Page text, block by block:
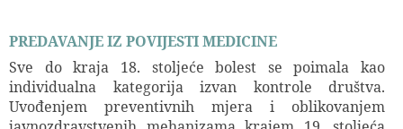
PREDAVANJE IZ POVIJESTI MEDICINE
Sve do kraja 18. stoljeće bolest se poimala kao
individualna kategorija izvan kontrole društva.
Uvođenjem preventivnih mjera i oblikovanjem